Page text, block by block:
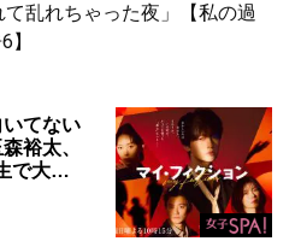
て乱れちゃった夜」【私の過
いてない
裕太、
で大…